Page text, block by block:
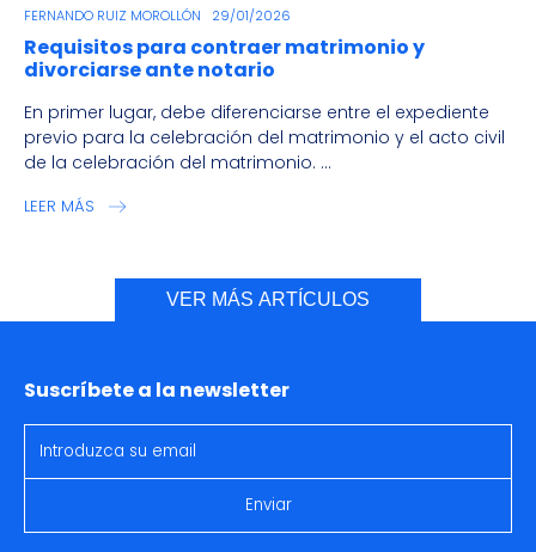
FERNANDO RUIZ MOROLLÓN 29/01/2026
Requisitos para contraer matrimonio y
divorciarse ante notario
En primer lugar, debe diferenciarse entre el expediente
previo para la celebración del matrimonio y el acto civil
de la celebración del matrimonio. ...
LEER MÁS
VER MÁS ARTÍCULOS
Suscríbete a la newsletter